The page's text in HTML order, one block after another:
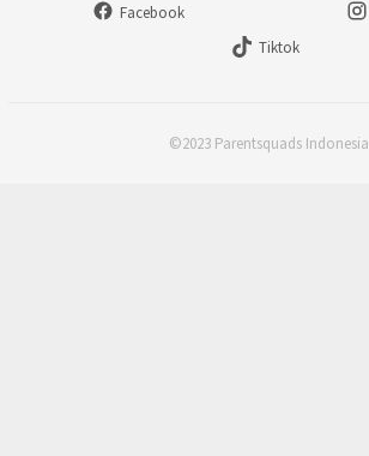
Facebook
Tiktok
©2023 Parentsquads Indonesia